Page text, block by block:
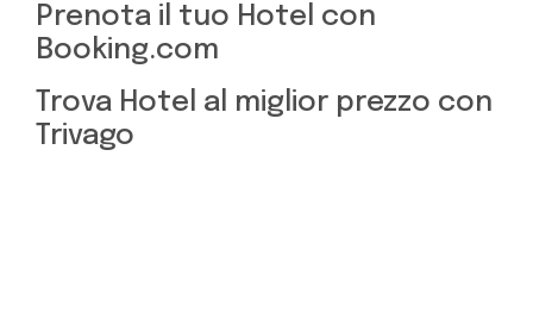
Prenota il tuo Hotel con
Booking.com
Trova Hotel al miglior prezzo con
Trivago